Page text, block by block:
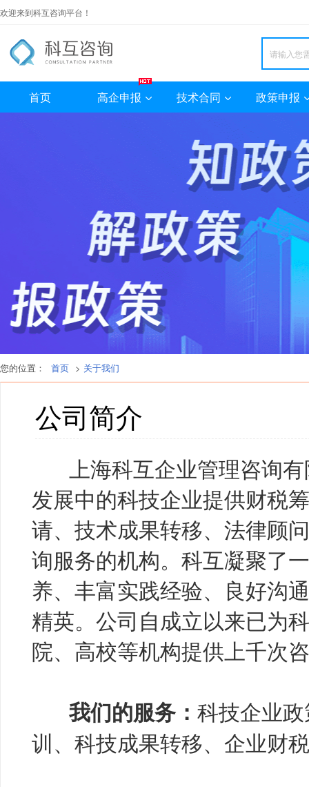
欢迎来到科互咨询平台！
首页 高企申报 技术合同 政策申报
您的位置： 首页 > 关于我们
公司简介
上海科互企业管理咨询有
发展中的科技企业提供财税
请、技术成果转移、法律顾
询服务的机构。科互凝聚了
养、丰富实践经验、良好沟
精英。公司自成立以来已为
院、高校等机构提供上千次
我们的服务： 科技企业
训、科技成果转移、企业财